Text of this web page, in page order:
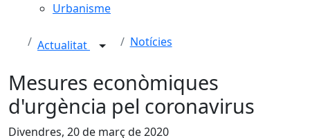
Urbanisme
Actualitat Notícies
Mesures econòmiques
d'urgència pel coronavirus
Divendres, 20 de març de 2020